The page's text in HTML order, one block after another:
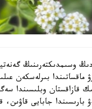
وسىمدىكتەرىنىڭ
ماقساتىندا بىرلەسكەن
قازاقستان وبلىسىندا
جابايى